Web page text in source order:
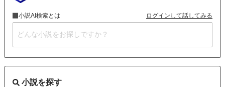
小説AI検索とは ログインして話してみる
小説を探す